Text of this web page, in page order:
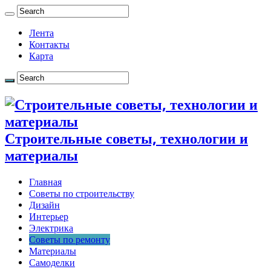
Лента
Контакты
Карта
Строительные советы, технологии и
материалы
Главная
Советы по строительству
Дизайн
Интерьер
Электрика
Советы по ремонту
Материалы
Самоделки